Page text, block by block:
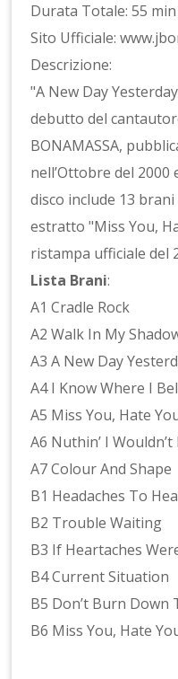
Durata Totale: 55 min
Sito Ufficiale:
Descrizione:
"A New Day
debutto del
BONAMASSA,
nell’Ottobre del
disco include 13
estratto "Miss You,
ristampa ufficiale del
Lista Brani:
A1 Cradle Rock
A2 Walk In My
A3 A New Day
A4 I Know Where I
A5 Miss You, Hate
A6 Nuthin’ I
A7 Colour And Shape
B1 Headaches To
B2 Trouble Waiting
B3 If Heartaches
B4 Current Situation
B5 Don’t Burn Down
B6 Miss You, Hate